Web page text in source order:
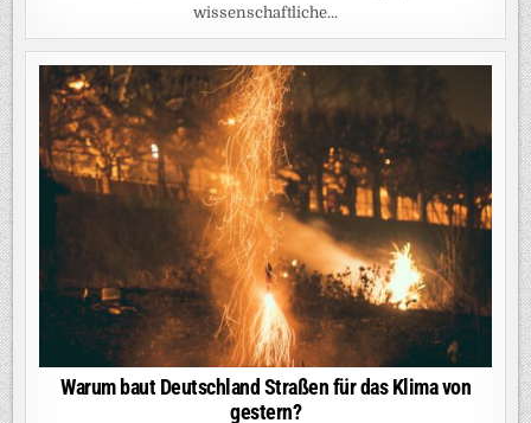
wissenschaftliche...
Warum baut Deutschland Straßen für das Klima von
gestern?